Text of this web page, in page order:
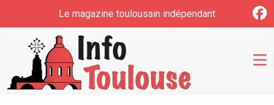
Le magazine toulousain indépendant